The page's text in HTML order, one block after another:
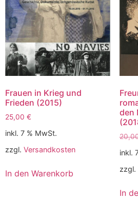
Frauen in Krieg und
Frieden (2015)
25,00 €
inkl. 7 % MwSt.
zzgl. Versandkosten
In den Warenkorb
den
inkl.
zzgl.
In